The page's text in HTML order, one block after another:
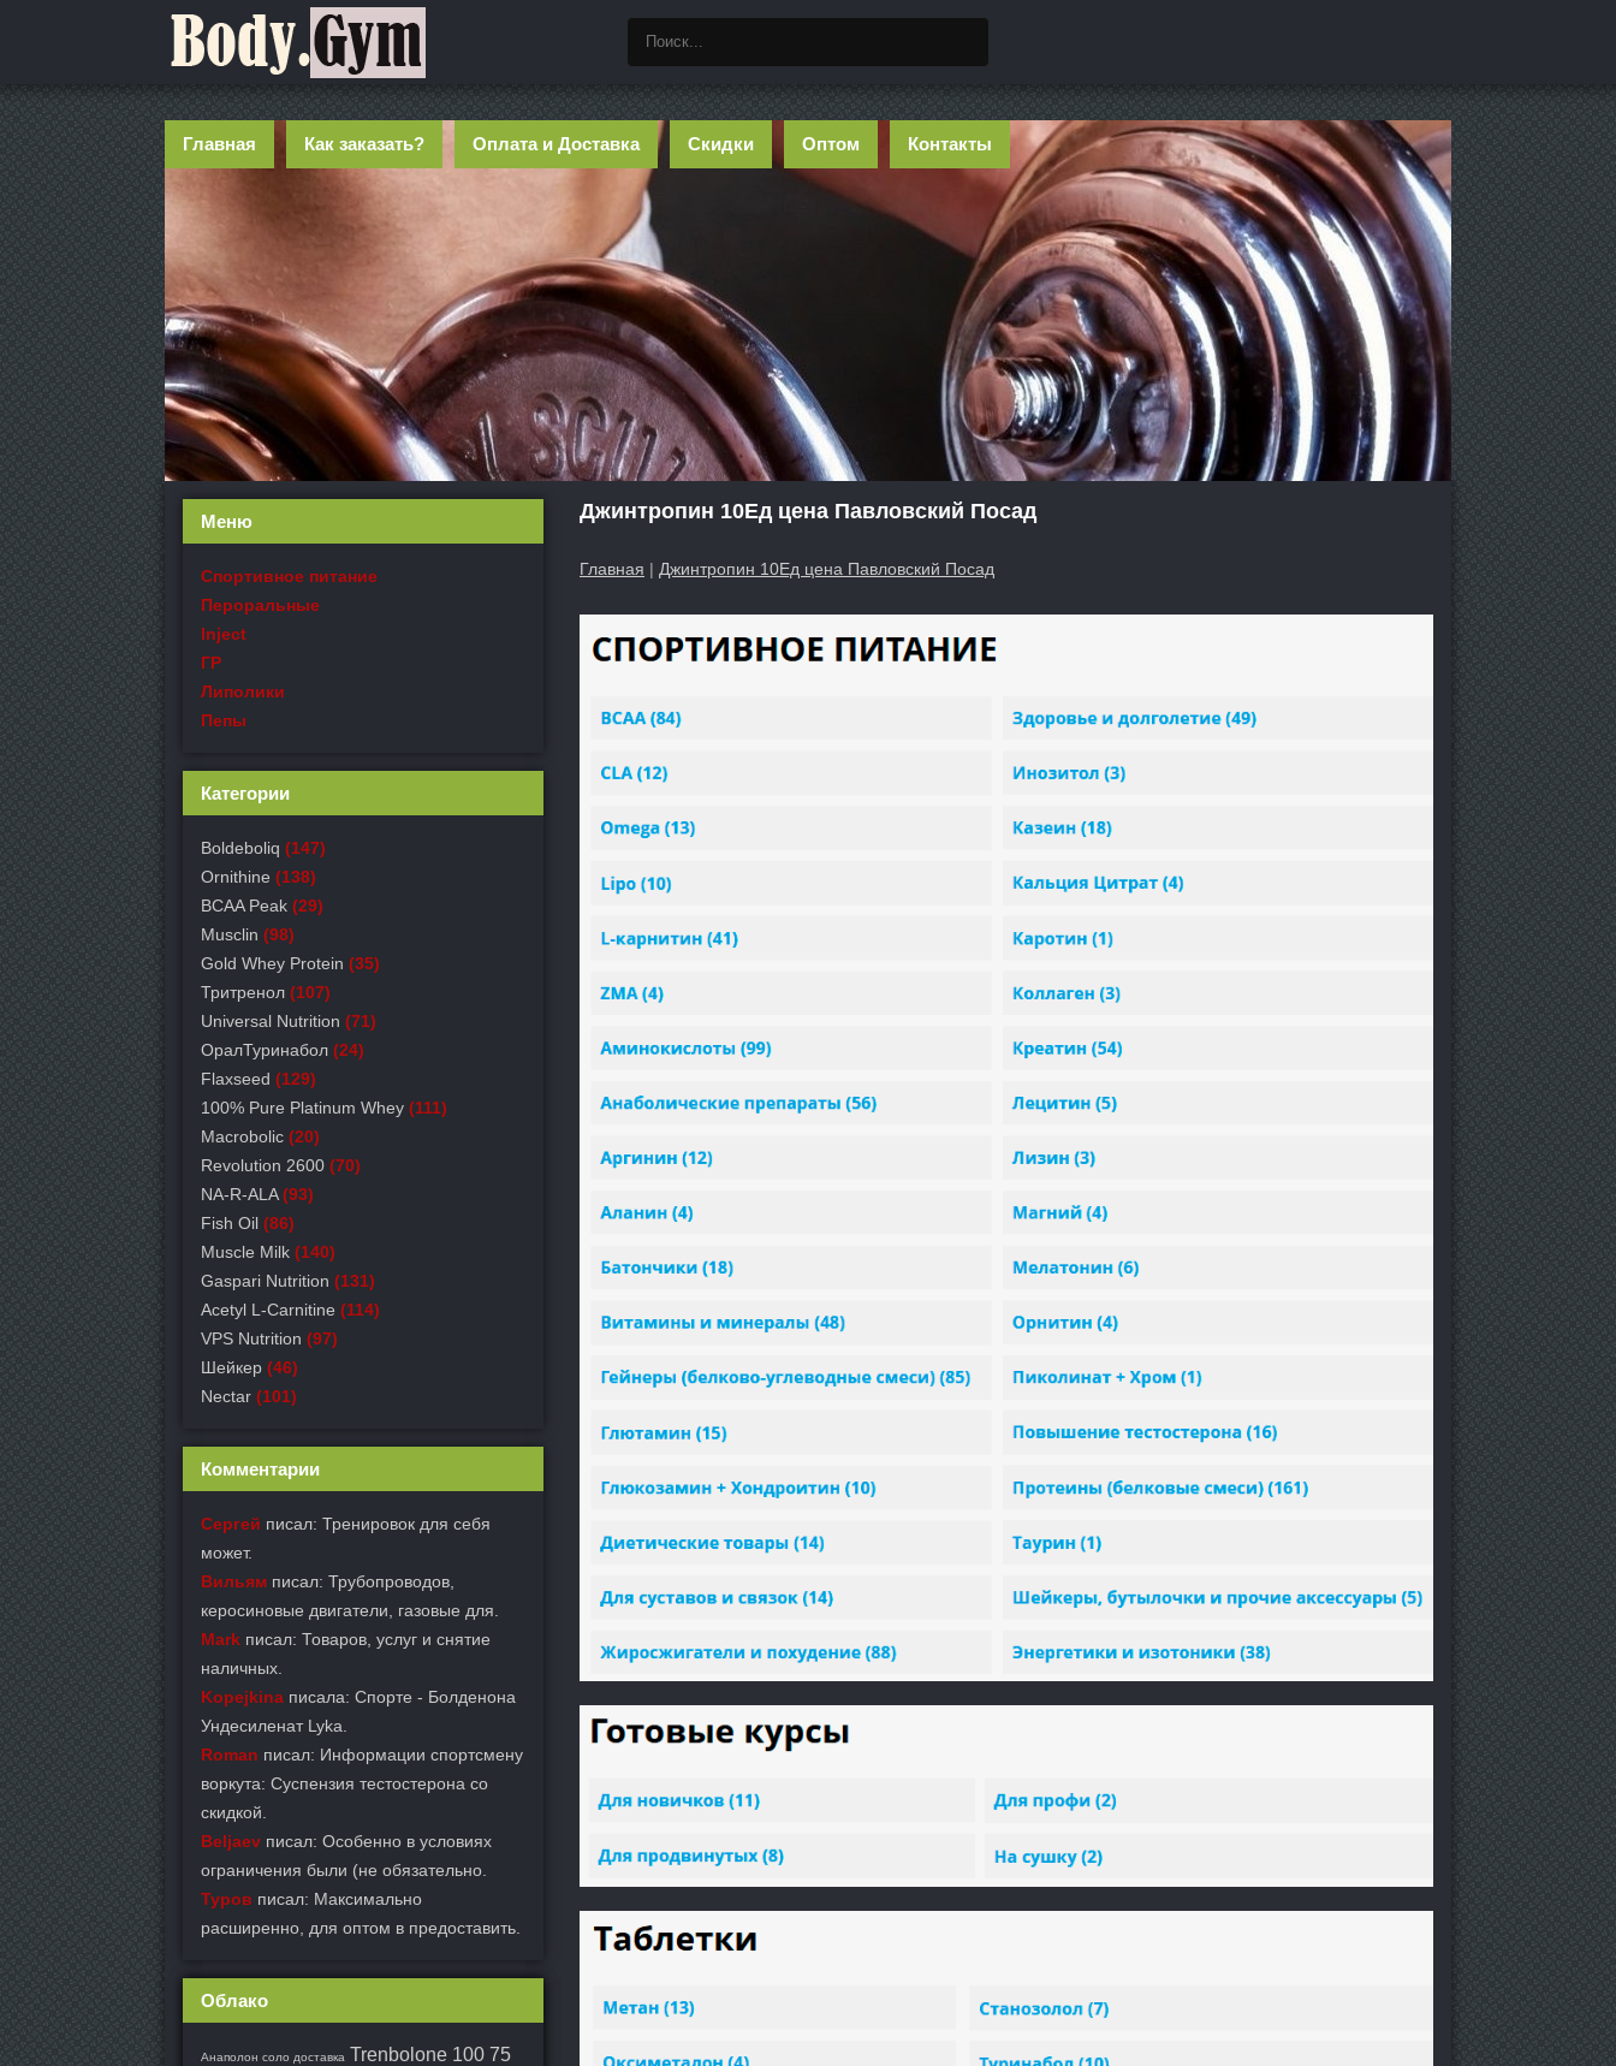
Главная Как заказать? Оплата и Доставка Скидки Оптом Контакты
Джинтропин 10Ед цена Павловский Посад
Главная | Джинтропин 10Ед цена Павловский Посад
Меню
Спортивное питание
Пероральные
Inject
ГР
Липолики
Пепы
Категории
Boldeboliq (147)
Ornithine (138)
BCAA Peak (29)
Musclin (98)
Gold Whey Protein (35)
Тритренол (107)
Universal Nutrition (71)
ОралТуринабол (24)
Flaxseed (129)
100% Pure Platinum Whey (111)
Macrobolic (20)
Revolution 2600 (70)
NA-R-ALA (93)
Fish Oil (86)
Muscle Milk (140)
Gaspari Nutrition (131)
Acetyl L-Carnitine (114)
VPS Nutrition (97)
Шейкер (46)
Nectar (101)
Комментарии
Сергей писал: Тренировок для себя
может.
Вильям писал: Трубопроводов,
керосиновые двигатели, газовые для.
Mark писал: Товаров, услуг и снятие
наличных.
Kopejkina писала: Спорте - Болденона
Ундесиленат Lyka.
Roman писал: Информации спортсмену
воркута: Суспензия тестостерона со
скидкой.
Beljaev писал: Особенно в условиях
ограничения были (не обязательно.
Туров писал: Максимально
расширенно, для оптом в предоставить.
Облако
Анаполон соло доставка Trenbolone 100 75